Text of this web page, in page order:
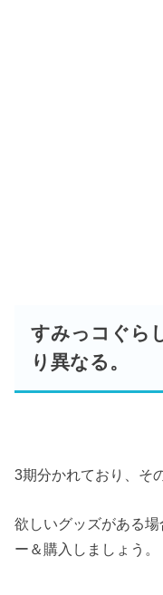
すみっコぐら
り異なる。
3期分かれており、そ
欲しいグッズがある
ー＆購入しましょう。